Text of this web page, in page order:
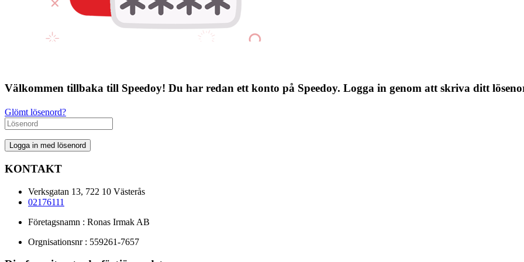
Välkommen tillbaka till Speedoy! Du har redan ett konto på Speedoy. Logga in genom att skriva ditt
Glömt lösenord?
KONTAKT
Verksgatan 13, 722 10 Västerås
02176111
Företagsnamn : Ronas Irmak AB
Orgnisationsnr : 559261-7657